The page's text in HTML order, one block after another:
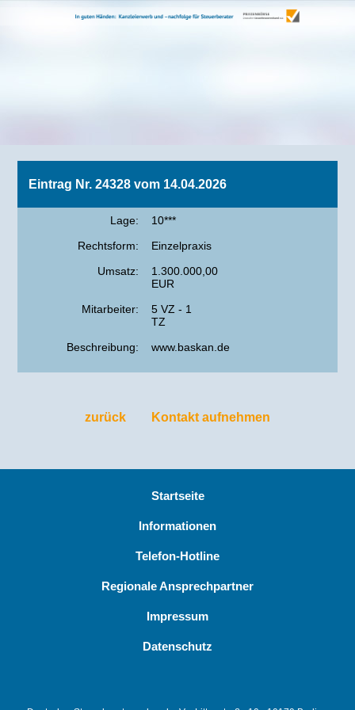
Eintrag Nr. 24328 vom 14.04.2026
Lage:
10***
Rechtsform:
Einzelpraxis
Umsatz:
1.300.000,00
EUR
Mitarbeiter:
5 VZ - 1
TZ
Beschreibung:
www.baskan.de
zurück Kontakt aufnehmen
Startseite
Informationen
Telefon-Hotline
Regionale Ansprechpartner
Impressum
Datenschutz